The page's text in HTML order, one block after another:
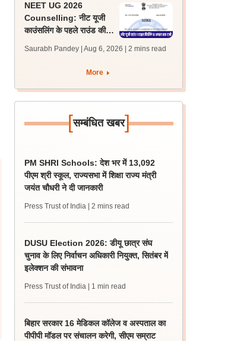
NEET UG 2026
Counselling: नीट यूजी
काउंसलिंग के पहले राउंड की
अगस्त से होगी शुरू
Saurabh Pandey | Aug 6, 2026 | 2 mins read
More
[सम्बंधित खबर]
PM SHRI Schools: देश भर में 13,092
पीएम श्री स्कूल, राज्यसभा में शिक्षा राज्य मंत्री
जयंत चौधरी ने दी जानकारी
Press Trust of India | 2 mins read
DUSU Election 2026: डीयू छात्र संघ
चुनाव के लिए निर्वाचन अधिकारी नियुक्त, सितंबर में
इलेक्शन की संभावना
Press Trust of India | 1 min read
बिहार सरकार 16 मेडिकल कॉलेज व अस्पताल का
पीपीपी मॉडल पर संचालन करेगी, सीएम सम्राट